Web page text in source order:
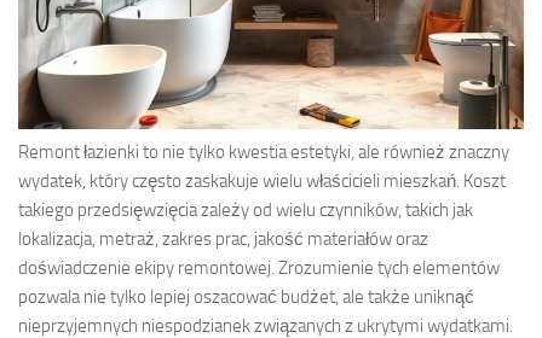
Remont łazienki to nie tylko kwestia estetyki, ale również znaczny
wydatek, który często zaskakuje wielu właścicieli mieszkań. Koszt
takiego przedsięwzięcia zależy od wielu czynników, takich jak
lokalizacja, metraż, zakres prac, jakość materiałów oraz
doświadczenie ekipy remontowej. Zrozumienie tych elementów
pozwala nie tylko lepiej oszacować budżet, ale także uniknąć
nieprzyjemnych niespodzianek związanych z ukrytymi wydatkami.